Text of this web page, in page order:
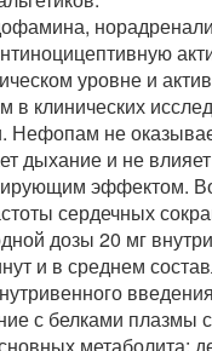
уровне и
в клинических
не
дыхание и не
эффектом.
сердечных
дозы 20 мг
и в среднем
с белками плазмы